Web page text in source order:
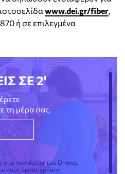
www.dei.gr/fiber,
ή σε επιλεγμένα
ΣΕ 2'
τη μέρα σας.
στο newsletter του Dnews,
όρους χρήσης